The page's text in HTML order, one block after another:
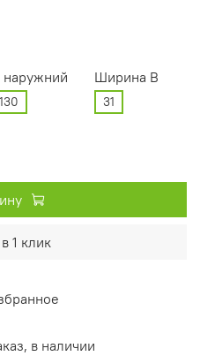
наружний
130
Ширина В
31
1 клик
в наличии